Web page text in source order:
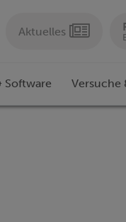
Aktuelles
Software Versuche